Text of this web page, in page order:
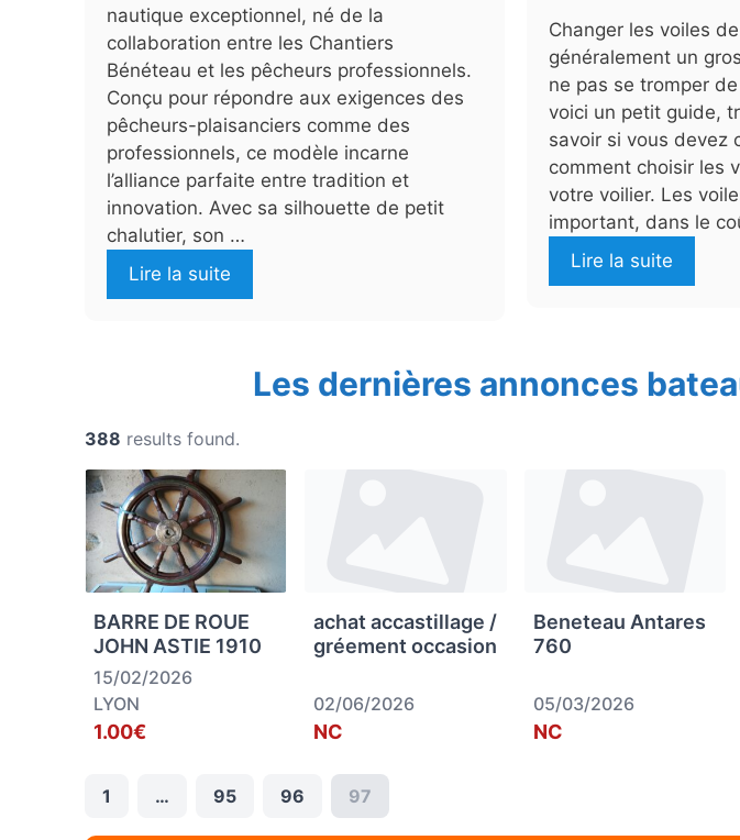
nautique exceptionnel, né de la
collaboration entre les Chantiers
Bénéteau et les pêcheurs professionnels.
Conçu pour répondre aux exigences des
pêcheurs-plaisanciers comme des
professionnels, ce modèle incarne
l’alliance parfaite entre tradition et
innovation. Avec sa silhouette de petit
chalutier, son …
Lire la suite
Changer les voiles
généralement un
ne pas se tromper
voici un petit guide,
savoir si vous devez
comment choisir les
votre voilier. Les
important, dans le
Lire la suite
Les dernières annonces
388 results found.
BARRE DE ROUE
JOHN ASTIE 1910
15/02/2026
LYON
1.00€
achat accastillage /
gréement occasion
02/06/2026
NC
Beneteau Antares
760
05/03/2026
NC
1 … 95 96 97